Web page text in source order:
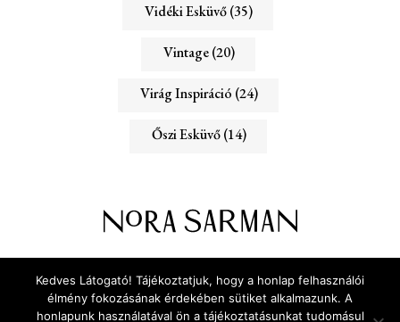
Vidéki Esküvő(35)
Vintage(20)
Virág Inspiráció (24)
Őszi Esküvő(14)
KAPCSOLAT
Kedves Látogató! Tájékoztatjuk, hogy a honlap felhasználói
élmény fokozásának érdekében sütiket alkalmazunk. A
honlapunk használatával ön a tájékoztatásunkat tudomásul